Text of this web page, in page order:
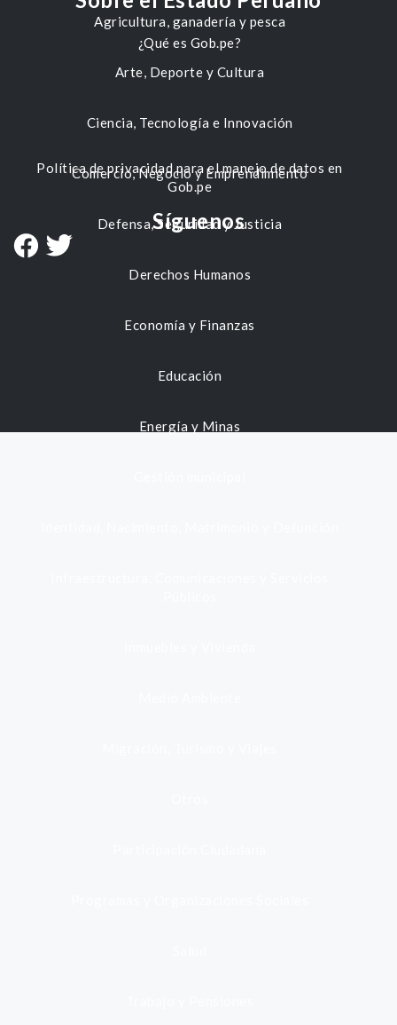
Agricultura, ganadería y pesca
Arte, Deporte y Cultura
Ciencia, Tecnología e Innovación
Comercio, Negocio y Emprendimiento
Defensa, Seguridad y Justicia
Derechos Humanos
Economía y Finanzas
Educación
Energía y Minas
¿Qué es Gob.pe?
Política de privacidad para el manejo de datos en
Gob.pe
Síguenos